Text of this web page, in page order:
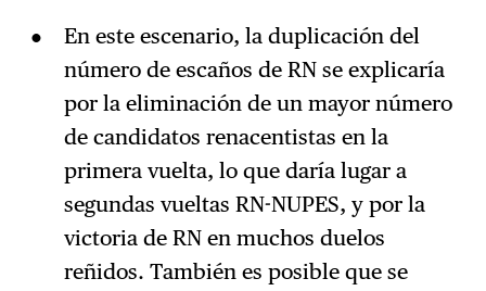
En este escenario, la duplicación del
número de escaños de RN se explicaría
por la eliminación de un mayor número
de candidatos renacentistas en la
primera vuelta, lo que daría lugar a
segundas vueltas RN-NUPES, y por la
victoria de RN en muchos duelos
reñidos. También es posible que se